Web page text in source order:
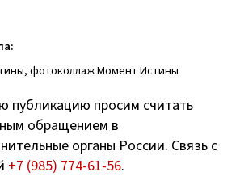
фотоколлаж Момент Истины
публикацию просим считать
обращением в
органы России. Связь с
+7 (985) 774-61-56.